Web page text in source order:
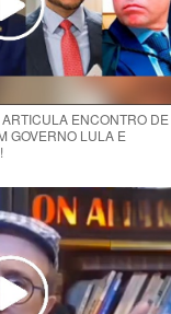
ENCONTRO DE
GOVERNO LULA E